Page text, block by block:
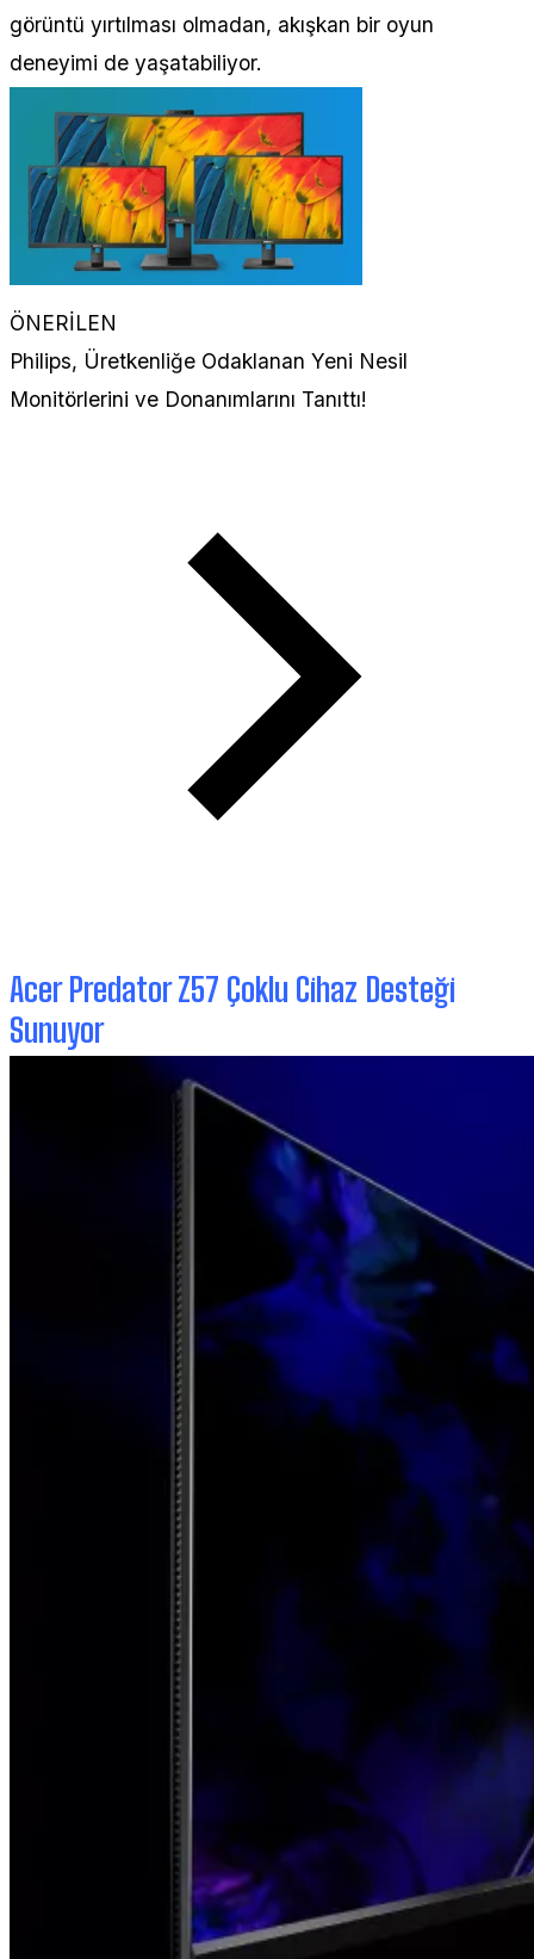
görüntü yırtılması olmadan, akışkan bir oyun
deneyimi de yaşatabiliyor.
ÖNERİLEN
Philips, Üretkenliğe Odaklanan Yeni Nesil
Monitörlerini ve Donanımlarını Tanıttı!
Acer Predator Z57 Çoklu Cihaz Desteği
Sunuyor